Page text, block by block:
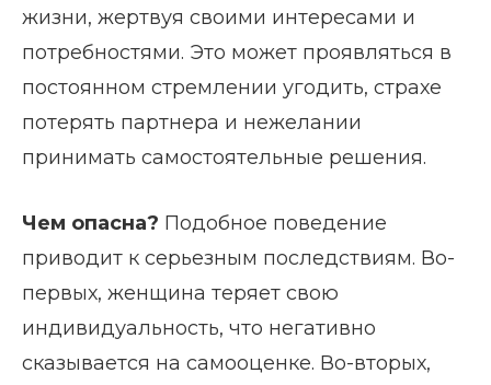
жизни, жертвуя своими интересами и
потребностями. Это может проявляться в
постоянном стремлении угодить, страхе
потерять партнера и нежелании
принимать самостоятельные решения.
Чем опасна? Подобное поведение
приводит к серьезным последствиям. Во-
первых, женщина теряет свою
индивидуальность, что негативно
сказывается на самооценке. Во-вторых,